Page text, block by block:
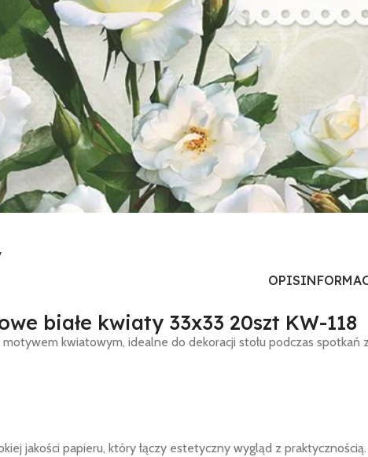
OPIS
białe kwiaty 33x33 20szt KW-118
kwiatowym, idealne do dekoracji stołu podczas spotkań
jakości papieru, który łączy estetyczny wygląd z